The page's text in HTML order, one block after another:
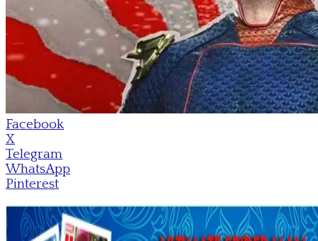
Facebook
X
Telegram
WhatsApp
Pinterest